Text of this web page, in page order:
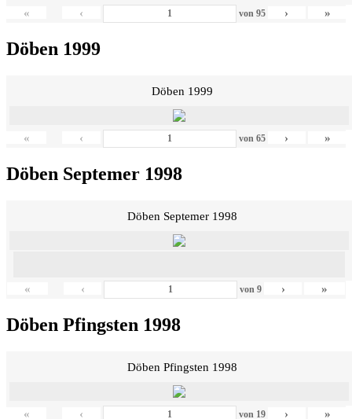
« ‹ von 95 › »
Döben 1999
Döben 1999
« ‹ von 65 › »
Döben Septemer 1998
Döben Septemer 1998
« ‹ von9 › »
Döben Pfingsten 1998
Döben Pfingsten 1998
« ‹ von 19 › »